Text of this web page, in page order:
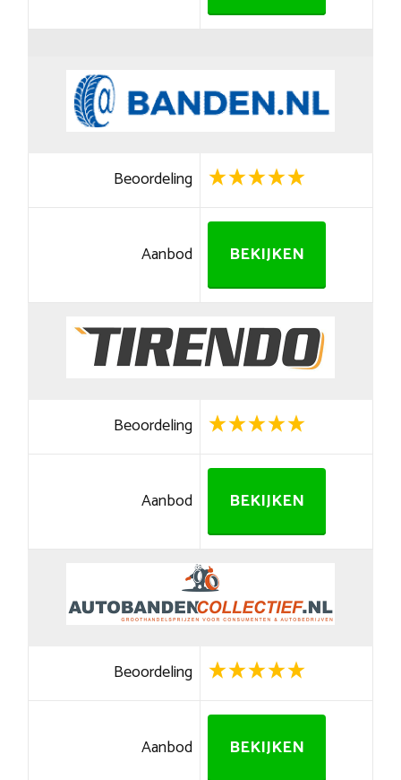
Beoordeling
Aanbod BEKIJKEN
Beoordeling
Aanbod BEKIJKEN
Beoordeling
Aanbod BEKIJKEN